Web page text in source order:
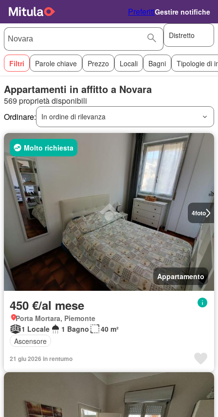
PreferitiGestire notifiche
Distretto
Filtri Parole chiave Prezzo Locali Bagni Tipologie di
Appartamenti in affitto a Novara
569 proprietà disponibili
Ordinare:
In ordine di rilevanza
4foto
Molto richiesta
Appartamento
450 €/al mese
Porta Mortara, Piemonte
1 Locale
1 Bagno
40 m²
Ascensore
21 giu 2026 in rentumo